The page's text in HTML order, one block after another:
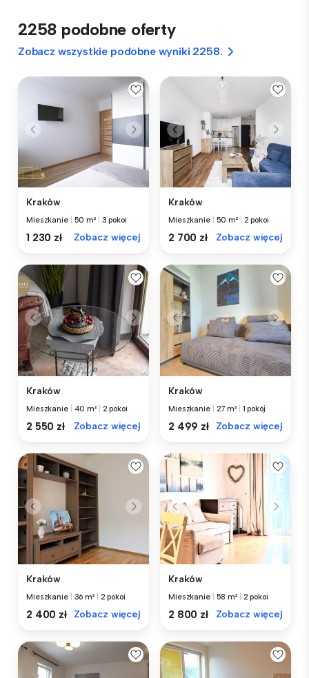
2258 podobne oferty
Zobacz wszystkie podobne wyniki 2258.
Kraków
Mieszkanie 50 m² 3 pokoi
1 230 zł Zobacz więcej
Kraków
Mieszkanie 50 m² 2 pokoi
2 700 zł Zobacz więcej
Kraków
Mieszkanie 40 m² 2 pokoi
2 550 zł Zobacz więcej
Kraków
Mieszkanie 27 m² 1 pokój
2 499 zł Zobacz więcej
Kraków
Mieszkanie 36 m² 2 pokoi
2 400 zł Zobacz więcej
Kraków
Mieszkanie 58 m² 2 pokoi
2 800 zł Zobacz więcej